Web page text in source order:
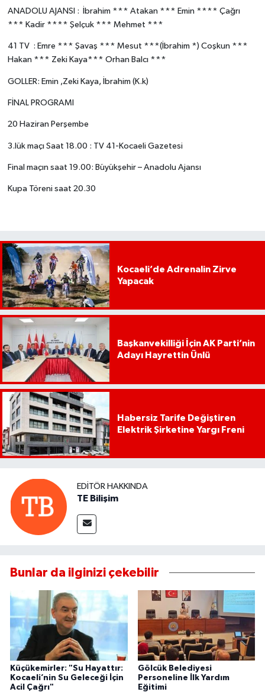
ANADOLU AJANSI : İbrahim *** Atakan *** Emin **** Çağrı
*** Kadir **** Şelçuk *** Mehmet ***
41 TV : Emre *** Şavaş *** Mesut ***(İbrahim *) Coşkun ***
Hakan *** Zeki Kaya*** Orhan Balcı ***
GOLLER: Emin ,Zeki Kaya, İbrahim (K.k)
FİNAL PROGRAMI
20 Haziran Perşembe
3.lük maçı Saat 18.00 : TV 41-Kocaeli Gazetesi
Final maçın saat 19.00: Büyükşehir – Anadolu Ajansı
Kupa Töreni saat 20.30
Kocaeli’de Adrenalin Zirve
Yapacak
Başkanvekilliği İçin AK Parti’nin
Adayı Hayrettin Ünlü
Habersiz Tarife Değiştiren
Elektrik Şirketine Yargı Freni
EDITÖR HAKKINDA
TE Bilişim
Bunlar da ilginizi çekebilir
Küçükemirler: "Su Hayattır:
Kocaeli’nin Su Geleceği İçin
Acil Çağrı"
Gölcük Belediyesi
Personeline İlk Yardım
Eğitimi